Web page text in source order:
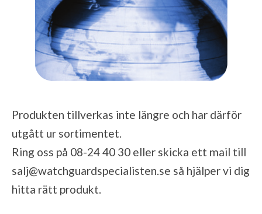
Produkten tillverkas inte längre och har därför
utgått ur sortimentet.
Ring oss på 08-24 40 30 eller skicka ett mail till
salj@watchguardspecialisten.se så hjälper vi dig
hitta rätt produkt.